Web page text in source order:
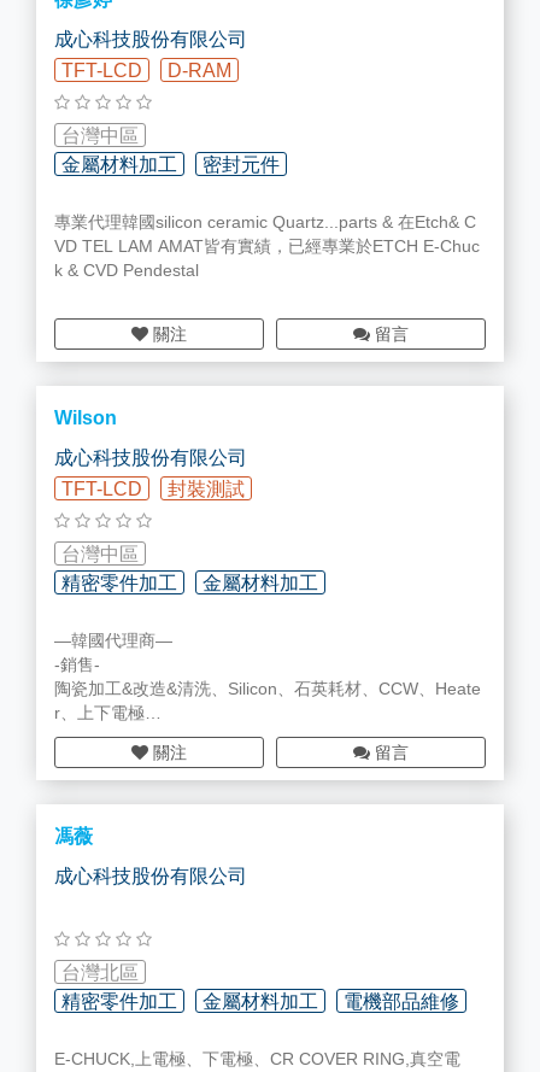
成心科技股份有限公司
TFT-LCD
D-RAM
台灣中區
金屬材料加工
密封元件
智慧工廠規劃/設備/部品
專業代理韓國silicon ceramic Quartz...parts & 在Etch& C
VD TEL LAM AMAT皆有實績，已經專業於ETCH E-Chuc
k & CVD Pendestal
關注 留言
Wilson
成心科技股份有限公司
TFT-LCD
封裝測試
台灣中區
精密零件加工
金屬材料加工
精密清洗/表面處理/翻修加工
—韓國代理商—
-銷售-
陶瓷加工&改造&清洗、Silicon、石英耗材、CCW、Heate
r、上下電極
-維修-
閥件、電控、Chiller、RPS
關注 留言
馮薇
成心科技股份有限公司
台灣北區
精密零件加工
金屬材料加工 電機部品維修
E-CHUCK,上電極、下電極、CR COVER RING,真空電